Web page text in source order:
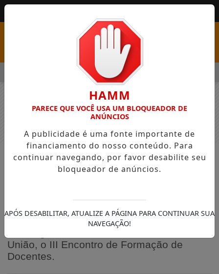
VAGAS EM SEIS FUNÇÕES E SALÁRIOS QUE CHEGAM A R$
NOTÍCIAS GERAL
Encontro de Formação de Docentes
do Sudoeste
União, o III Encontro de Formação de
Docentes.
HAMM
PARECE QUE VOCÊ USA UM BLOQUEADOR DE
ANÚNCIOS
A publicidade é uma fonte importante de
financiamento do nosso conteúdo. Para
continuar navegando, por favor desabilite seu
bloqueador de anúncios.
APÓS DESABILITAR, ATUALIZE A PÁGINA PARA CONTINUAR SUA
NAVEGAÇÃO!